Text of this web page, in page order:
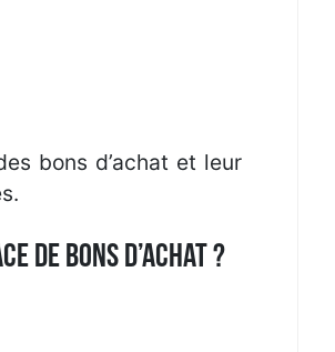
bons d’achat et leur
DE BONS D’ACHAT ?